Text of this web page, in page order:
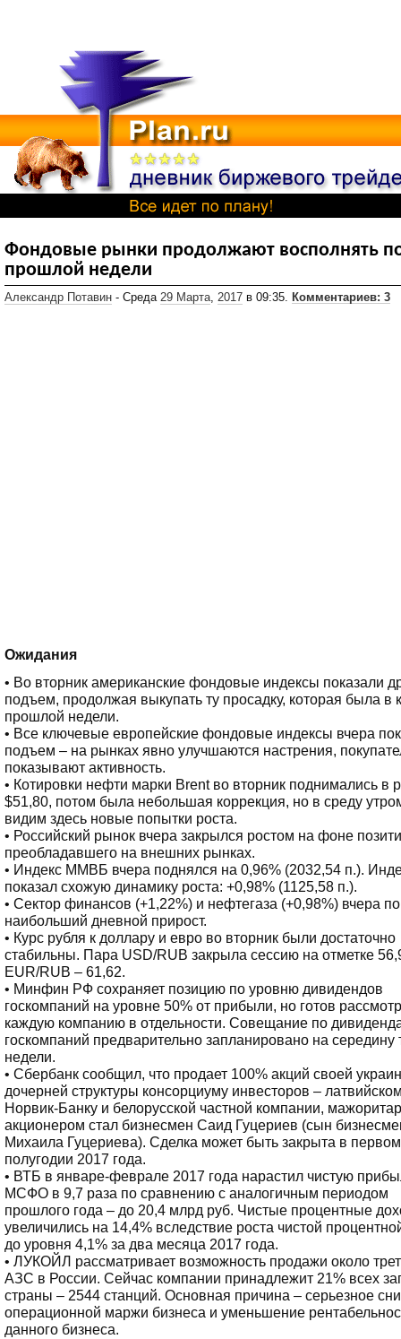
Фондовые рынки продолжают восполнять
прошлой недели
Александр Потавин - Среда 29 Марта, 2017 в 09:35. Комментариев: 3
Ожидания
• Во вторник американские фондовые индексы показали
подъем, продолжая выкупать ту просадку, которая была в
прошлой недели.
• Все ключевые европейские фондовые индексы вчера
подъем – на рынках явно улучшаются настрения,
показывают активность.
• Котировки нефти марки Brent во вторник поднимались в
$51,80, потом была небольшая коррекция, но в среду
видим здесь новые попытки роста.
• Российский рынок вчера закрылся ростом на фоне
преобладавшего на внешних рынках.
• Индекс ММВБ вчера поднялся на 0,96% (2032,54 п.).
показал схожую динамику роста: +0,98% (1125,58 п.).
• Сектор финансов (+1,22%) и нефтегаза (+0,98%) вчера
наибольший дневной прирост.
• Курс рубля к доллару и евро во вторник были достаточно
стабильны. Пара USD/RUB закрыла сессию на отметке
EUR/RUB – 61,62.
• Минфин РФ сохраняет позицию по уровню дивидендов
госкомпаний на уровне 50% от прибыли, но готов
каждую компанию в отдельности. Совещание по
госкомпаний предварительно запланировано на середину
недели.
• Сбербанк сообщил, что продает 100% акций своей
дочерней структуры консорциуму инвесторов –
Норвик-Банку и белорусской частной компании,
акционером стал бизнесмен Саид Гуцериев (сын
Михаила Гуцериева). Сделка может быть закрыта в первом
полугодии 2017 года.
• ВТБ в январе-феврале 2017 года нарастил чистую
МСФО в 9,7 раза по сравнению с аналогичным периодом
прошлого года – до 20,4 млрд руб. Чистые процентные
увеличились на 14,4% вследствие роста чистой
до уровня 4,1% за два месяца 2017 года.
• ЛУКОЙЛ рассматривает возможность продажи около
АЗС в России. Сейчас компании принадлежит 21% всех
страны – 2544 станций. Основная причина – серьезное
операционной маржи бизнеса и уменьшение
данного бизнеса.